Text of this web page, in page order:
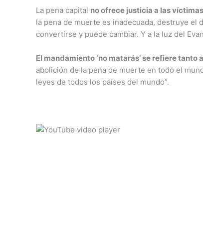
La pena capital no ofrece justicia a las
la pena de muerte es inadecuada, destruye el
convertirse y puede cambiar. Y a la luz del
El mandamiento ‘no matarás’ se refiere
abolición de la pena de muerte en todo el
leyes de todos los países del mundo”.